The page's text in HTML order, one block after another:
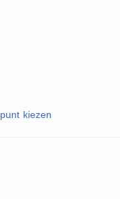
kiezen